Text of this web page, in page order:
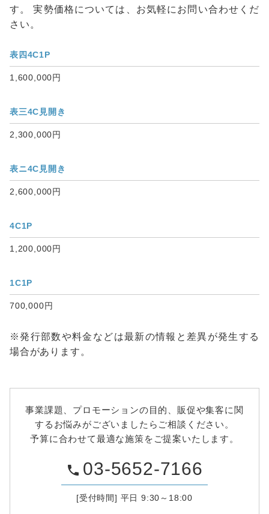
す。 実勢価格については、お気軽にお問い合わせくだ
さい。
表四4C1P
1,600,000円
表三4C見開き
2,300,000円
表ニ4C見開き
2,600,000円
4C1P
1,200,000円
1C1P
700,000円
※発行部数や料金などは最新の情報と差異が発生する
場合があります。
事業課題、プロモーションの目的、販促や集客に関
するお悩みがございましたらご相談ください。
予算に合わせて最適な施策をご提案いたします。
phone 03-5652-7166
[受付時間] 平日 9:30～18:00